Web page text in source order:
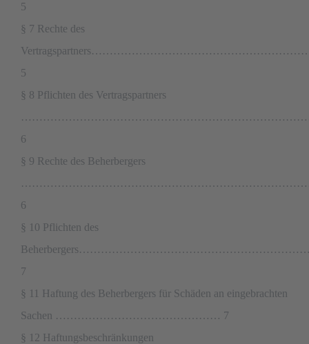
5
§ 7 Rechte des
5
§ 8 Pflichten des Vertragspartners
6
§ 9 Rechte des Beherbergers
6
§ 10 Pflichten des
7
§ 11 Haftung des Beherbergers für Schäden an eingebrachten
Sachen ……………………………………… 7
§ 12 Haftungsbeschränkungen